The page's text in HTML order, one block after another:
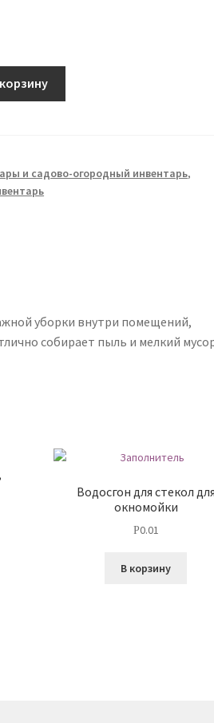
и садово-огородный инвентарь,
уборки внутри помещений,
собирает пыль и мелкий
Водосгон для стекол
окномойки
Р0.01
В корзину